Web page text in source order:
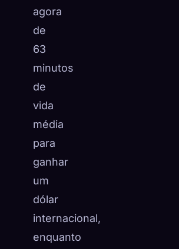
agora
de
63
minutos
de
vida
média
para
ganhar
um
dólar
internacional,
enquanto